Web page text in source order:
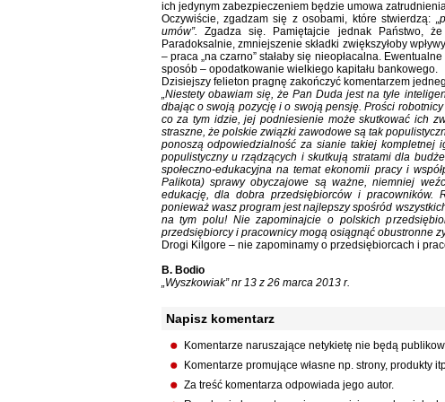
ich jedynym zabezpieczeniem będzie umowa
Oczywiście, zgadzam się z osobami, które stwierdzą:
umów”. Zgadza się. Pamiętajcie jednak Państwo,
Paradoksalnie, zmniejszenie składki zwiększyłoby
– praca „na czarno” stałaby się nieopłacalna.
sposób – opodatkowanie wielkiego kapitału bankowego.
Dzisiejszy felieton pragnę zakończyć komentarzem
„Niestety obawiam się, że Pan Duda jest na tyle
dbając o swoją pozycję i o swoją pensję. Prości
co za tym idzie, jej podniesienie może skutkować ich
straszne, że polskie związki zawodowe są tak
ponoszą odpowiedzialność za sianie takiej kompletnej
populistyczny u rządzących i skutkują stratami dla
społeczno-edukacyjna na temat ekonomii pracy i
Palikota) sprawy obyczajowe są ważne, niemniej
edukację, dla dobra przedsiębiorców i pracowników.
ponieważ wasz program jest najlepszy spośród
na tym polu! Nie zapominajcie o polskich
przedsiębiorcy i pracownicy mogą osiągnąć obustronne
Drogi Kilgore – nie zapominamy o przedsiębiorcach i
B. Bodio
„Wyszkowiak” nr 13 z 26 marca 2013 r.
Napisz komentarz
Komentarze naruszające netykietę nie będą
Komentarze promujące własne np. strony, produkty
Za treść komentarza odpowiada jego autor.